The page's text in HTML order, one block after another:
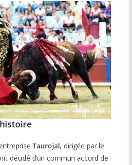
Taurojal, dirigée par le
décidé d’un commun accord de